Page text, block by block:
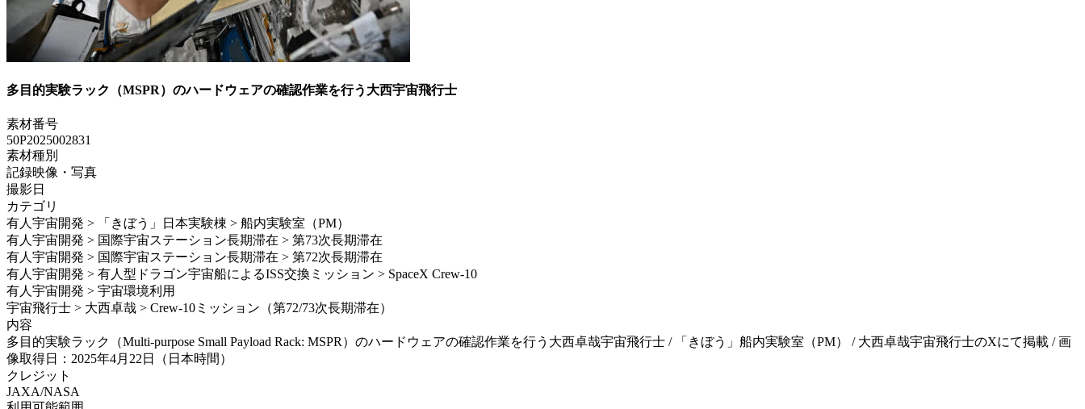
多目的実験ラック（MSPR）のハードウェアの確認作業を行う大西宇宙飛行士
素材番号
50P2025002831
素材種別
記録映像・写真
撮影日
カテゴリ
有人宇宙開発 > 「きぼう」日本実験棟 > 船内実験室（PM）
有人宇宙開発 > 国際宇宙ステーション長期滞在 > 第73次長期滞在
有人宇宙開発 > 国際宇宙ステーション長期滞在 > 第72次長期滞在
有人宇宙開発 > 有人型ドラゴン宇宙船によるISS交換ミッション > SpaceX Crew-10
有人宇宙開発 > 宇宙環境利用
宇宙飛行士 > 大西卓哉 > Crew-10ミッション（第72/73次長期滞在）
内容
多目的実験ラック（Multi-purpose Small Payload Rack: MSPR）のハードウェアの確認作業を行う大西卓哉宇宙飛行士 / 「きぼう」船内実験室（PM） / 大西卓哉宇宙飛行士のXにて掲載 / 画
像取得日：2025年4月22日（日本時間）
クレジット
JAXA/NASA